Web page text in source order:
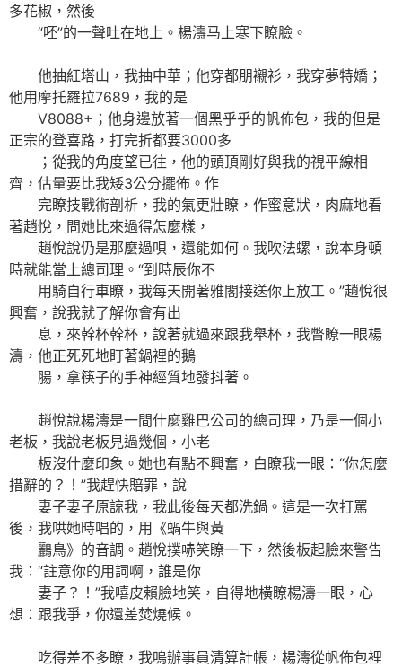
多花椒，然後
“呸”的一聲吐在地上。楊濤马上寒下瞭臉。
他抽紅塔山，我抽中華；他穿都朋襯衫，我穿夢特嬌；
他用摩托羅拉7689，我的是
V8088+；他身邊放著一個黑乎乎的帆佈包，我的但是
正宗的登喜路，打完折都要3000多
；從我的角度望已往，他的頭頂剛好與我的視平線相
齊，估量要比我矮3公分擺佈。作
完瞭技戰術剖析，我的氣更壯瞭，作蜜意狀，肉麻地看
著趙悅，問她比來過得怎麼樣，
趙悅說仍是那麼過唄，還能如何。我吹法螺，說本身頓
時就能當上總司理。“到時辰你不
用騎自行車瞭，我每天開著雅閣接送你上放工。”趙悅很
興奮，說我就了解你會有出
息，來幹杯幹杯，說著就過來跟我舉杯，我瞥瞭一眼楊
濤，他正死死地盯著鍋裡的鵝
腸，拿筷子的手神經質地發抖著。
趙悅說楊濤是一間什麼雞巴公司的總司理，乃是一個小
老板，我說老板見過幾個，小老
板沒什麼印象。她也有點不興奮，白瞭我一眼：“你怎麼
措辭的？！”我趕快賠罪，說
妻子妻子原諒我，我此後每天都洗鍋。這是一次打罵
後，我哄她時唱的，用《蝸牛與黃
鸝鳥》的音調。趙悅撲哧笑瞭一下，然後板起臉來警告
我：“註意你的用詞啊，誰是你
妻子？！”我嘻皮賴臉地笑，自得地橫瞭楊濤一眼，心
想：跟我爭，你還差焚燒候。
吃得差不多瞭，我鳴辦事員清算計帳，楊濤從帆佈包裡